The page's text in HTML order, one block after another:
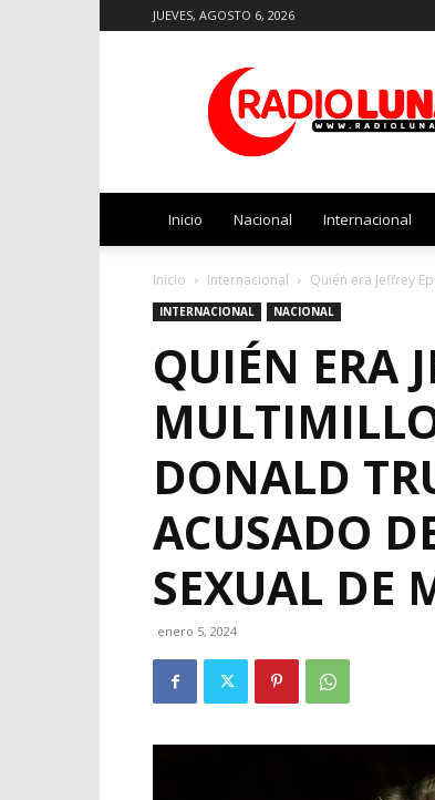
JUEVES, AGOSTO 6, 2026
Luna
Inicio Nacional Internacional
Inicio Internacional Quién era Jeffrey
INTERNACIONAL NACIONAL
QUIÉN ERA
DONALD
ACUSADO
SEXUAL DE
enero 5, 2024